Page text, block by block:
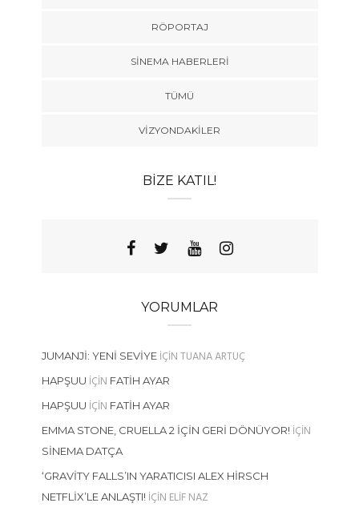
RÖPORTAJ
SINEMA HABERLERI
TÜMÜ
VIZYONDAKILER
BIZE KATIL!
YORUMLAR
JUMANJI: YENI SEVIYEIÇINTUANA ARTUÇ
HAPŞUU IÇIN FATIH AYAR
HAPŞUU IÇIN FATIH AYAR
EMMA STONE, CRUELLA 2 İÇIN GERI DÖNÜYOR!IÇIN
SINEMA DATÇA
‘GRAVITY FALLS’IN YARATICISI ALEX HIRSCH
NETFLIX’LE ANLAŞTI!IÇIN ELIF NAZ